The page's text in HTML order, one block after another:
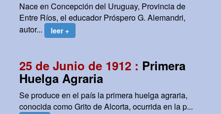
Nace en Concepción del Uruguay, Provincia de
Entre Ríos, el educador Próspero G. Alemandri,
autor...
leer +
25 de Junio de 1912 : Primera
Huelga Agraria
Se produce en el país la primera huelga agraria,
conocida como Grito de Alcorta, ocurrida en la p...